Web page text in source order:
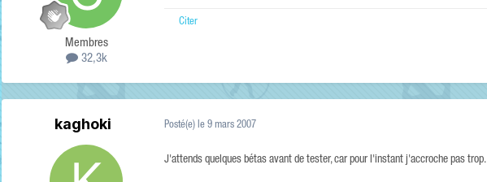
Membres
32,3k
Citer
kaghoki Posté(e) le 9 mars 2007
J'attends quelques bétas avant de tester, car pour l'instant j'accroche pas trop.